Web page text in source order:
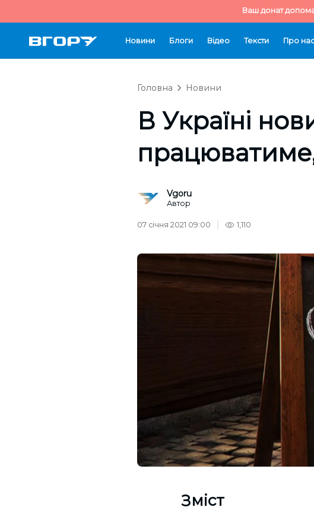
Ваш донат
Новини Блоги Відео Тексти Про нас
Головна Новини
В Україні
Vgoru
Автор
07 січня 2021 09:00 1,110
Зміст